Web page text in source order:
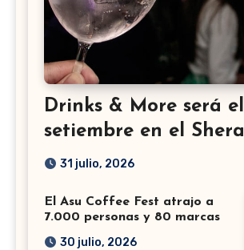
Drinks & More será
setiembre en el
31 julio, 2026
El Asu Coffee Fest atrajo a
7.000 personas y 80 marcas
30 julio, 2026